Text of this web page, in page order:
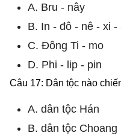
A. Bru - nây
B. In - đô - nê - xi -
C. Đông Ti - mo
D. Phi - lip - pin
Câu 17: Dân tộc nào
A. dân tộc Hán
B. dân tộc Choang